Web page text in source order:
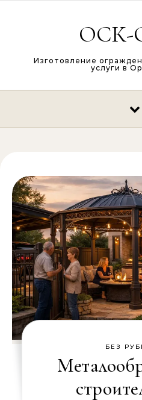
ОСК-
Изготовление
услуги в
БЕЗ